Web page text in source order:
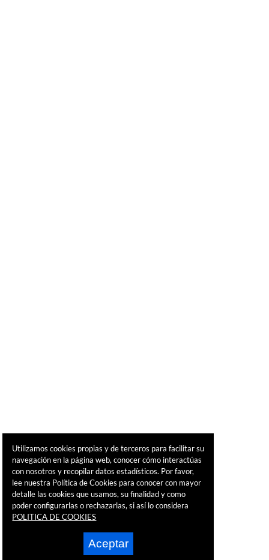
Utilizamos cookies propias y de terceros para facilitar su
navegación en la página web, conocer cómo interactúas
con nosotros y recopilar datos estadísticos. Por favor,
lee nuestra Política de Cookies para conocer con mayor
detalle las cookies que usamos, su finalidad y como
poder configurarlas o rechazarlas, si así lo considera
POLITICA DE COOKIES
Aceptar